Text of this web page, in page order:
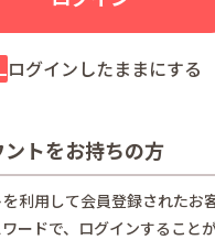
ログインしたままにする
トをお持ちの方
利用して会員登録されたお客
ードで、ログインすることが